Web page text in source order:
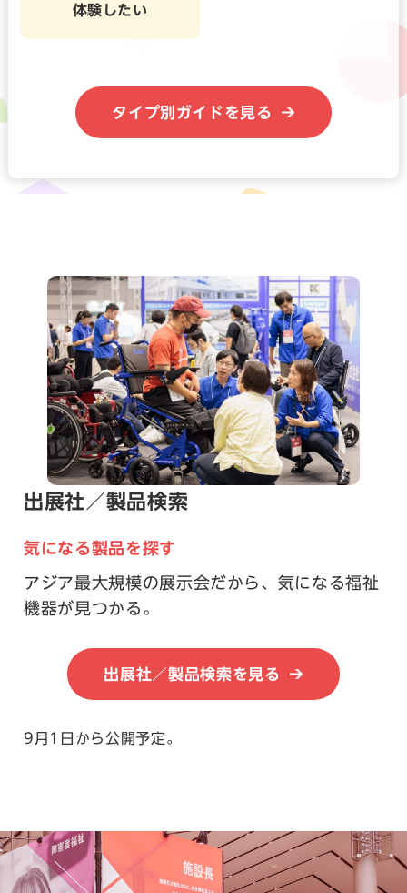
体験したい
タイプ別ガイドを見る
出展社／製品検索
気になる製品を探す
アジア最大規模の展示会だから、気になる福祉
機器が見つかる。
出展社／製品検索を見る
9月1日から公開予定。